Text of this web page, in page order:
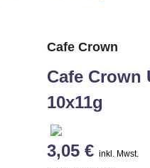
Cafe Crown
Cafe Crown
10x11g
3,05 € inkl. Mwst.